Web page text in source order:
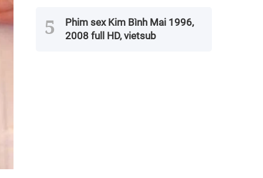
Phim sex Kim Bình Mai 1996,
2008 full HD, vietsub